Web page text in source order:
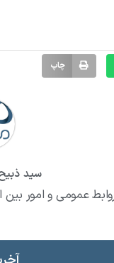
چاپ
سید ذبیح
عمومی و امور بین